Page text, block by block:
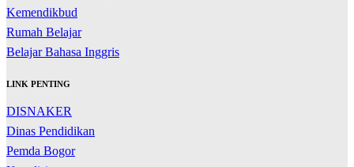
Kemendikbud
Rumah Belajar
Belajar Bahasa Inggris
LINK PENTING
DISNAKER
Dinas Pendidikan
Pemda Bogor